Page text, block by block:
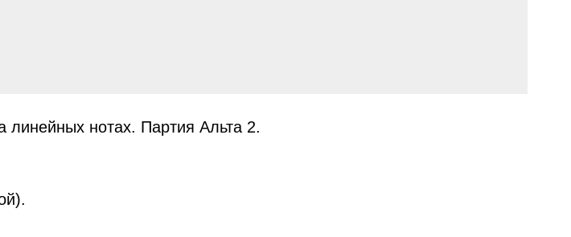
линейных нотах. Партия Альта 2.